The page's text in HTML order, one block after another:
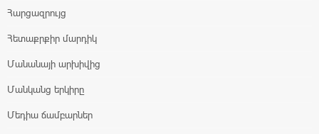
Հարցազրույց
Հետաքրքիր մարդիկ
Մանանայի արխիվից
Մանկանց երկիրը
Մեդիա ճամբարներ